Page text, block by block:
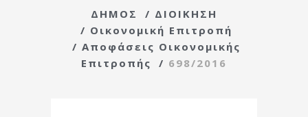
ΔΗΜΟΣ / ΔΙΟΙΚΗΣΗ
/ Οικονομική Επιτροπή
/ Αποφάσεις Οικονομικής
Επιτροπής
/ 698/2016